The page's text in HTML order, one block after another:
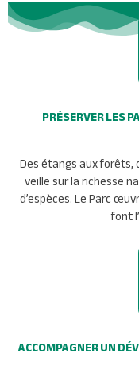
PRÉSERVER LES
Des étangs aux forêts,
veille sur la richesse
d’espèces. Le Parc
font
ACCOMPAGNER UN